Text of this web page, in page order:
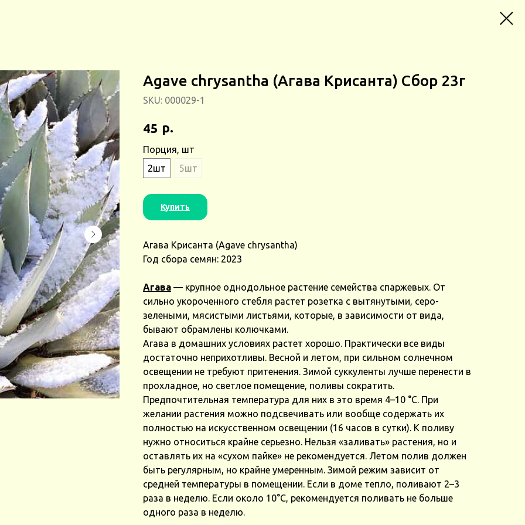
Agave chrysantha (Агава Крисанта) Сбор 23г
SKU: 000029-1
45 р.
Порция, шт
2шт
5шт
Купить
Агава Крисанта (Agave chrysantha)
Год сбора семян: 2023
Агава — крупное однодольное растение семейства спаржевых. От
сильно укороченного стебля растет розетка с вытянутыми, серо-
зелеными, мясистыми листьями, которые, в зависимости от вида,
бывают обрамлены колючками.
Агава в домашних условиях растет хорошо. Практически все виды
достаточно неприхотливы. Весной и летом, при сильном солнечном
освещении не требуют притенения. Зимой суккуленты лучше перенести в
прохладное, но светлое помещение, поливы сократить.
Предпочтительная температура для них в это время 4–10 °C. При
желании растения можно подсвечивать или вообще содержать их
полностью на искусственном освещении (16 часов в сутки). К поливу
нужно относиться крайне серьезно. Нельзя «заливать» растения, но и
оставлять их на «сухом пайке» не рекомендуется. Летом полив должен
быть регулярным, но крайне умеренным. Зимой режим зависит от
средней температуры в помещении. Если в доме тепло, поливают 2–3
раза в неделю. Если около 10°C, рекомендуется поливать не больше
одного раза в неделю.